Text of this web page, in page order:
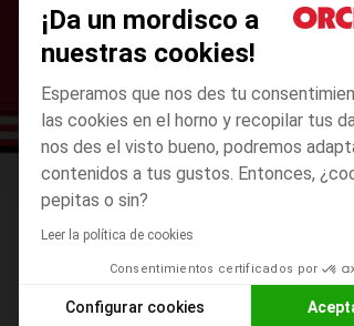
¡Da un mordisco a
nuestras cookies!
Esperamos que nos des tu
las cookies en el horno y recopilar tus
nos des el visto bueno, podremos
contenidos a tus gustos. Entonces,
pepitas o sin?
Leer la política de cookies
Consentimientos certificados por
Configurar cookies